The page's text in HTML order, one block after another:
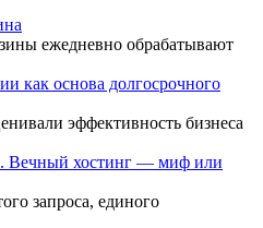
ежедневно обрабатывают
как основа долгосрочного
эффективность бизнеса
Вечный хостинг — миф или
запроса, единого